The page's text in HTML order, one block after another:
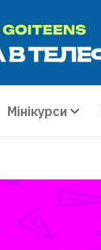
Мінікурси